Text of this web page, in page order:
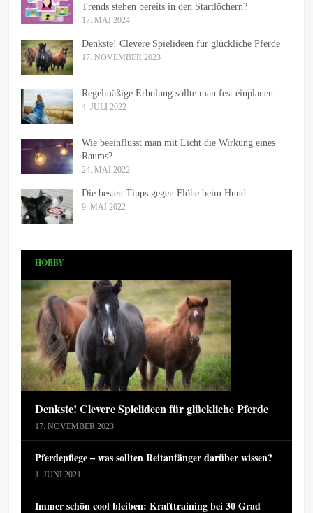
Trends stehen bereits in den Startlöchern?
17. MAI 2024
Denkste! Clevere Spielideen für glückliche Pferde
17. NOVEMBER 2023
Regelmäßige Erholung sollte man fest einplanen
4. JULI 2022
Wie beeinflusst man mit Licht die Wirkung eines
Raums?
24. MAI 2022
Die besten Tipps gegen Flöhe beim Hund
9. MAI 2022
HOBBY
Denkste! Clevere Spielideen für glückliche Pferde
17. NOVEMBER 2023
Pferdepflege – was sollten Reitanfänger darüber wissen?
1. JUNI 2021
Immer schön cool bleiben: Krafttraining bei 30 Grad